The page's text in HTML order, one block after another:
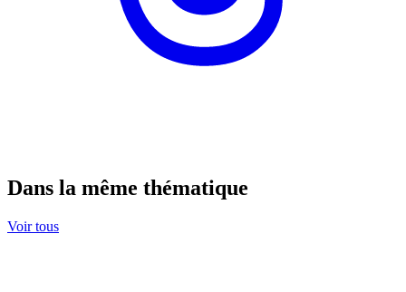
Dans la même thématique
Voir tous